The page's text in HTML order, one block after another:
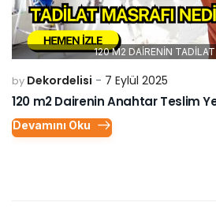
120 M2 DAİRENİN
by Dekordelisi 7 Eylül 2025
120 m2 Dairenin Anahtar Teslim
Devamını Oku